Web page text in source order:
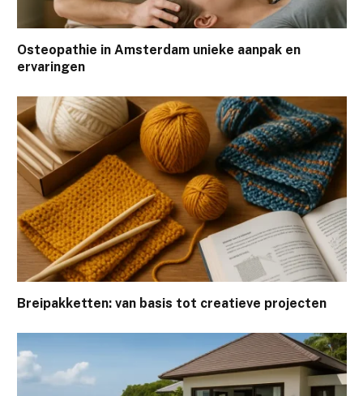
Osteopathie in Amsterdam unieke aanpak en
ervaringen
Breipakketten: van basis tot creatieve projecten